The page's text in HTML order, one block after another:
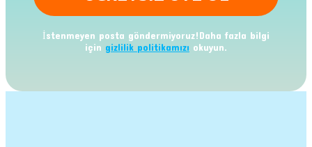
İstenmeyen posta göndermiyoruz!Daha fazla bilgi
için gizlilik politikamızı okuyun.